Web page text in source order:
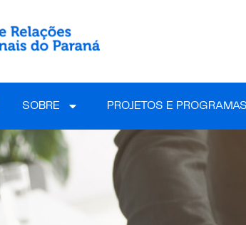
SOBRE PROJETOS E PROGRAMAS